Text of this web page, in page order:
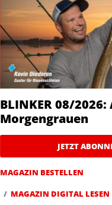
BLINKER 08/
Morgengrauen
JETZT
MAGAZIN BESTELLEN
MAGAZIN DIGITAL LESEN